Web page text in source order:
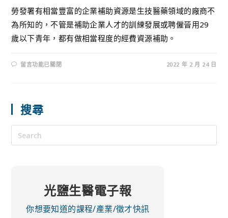
勞發署有相當豐富的企業補助資源是生技醫藥領域的廠商不
為所知的，不管是補助企業人才的訓練發展或聘僱晉用29
歲以下青年，都有做相當程度的經費資源補助。
留言功能已關閉 2022 年 2 月 24 日
搜尋
光鹽生醫電子報
你想要知道的課程/產業/徵才快訊